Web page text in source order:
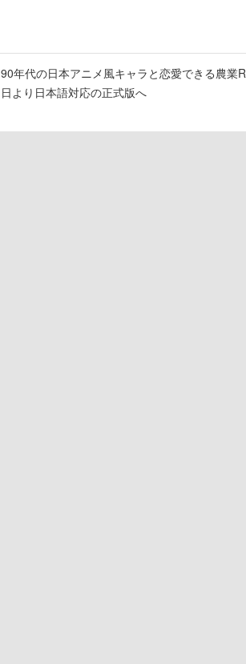
90年代の日本アニメ風キャラと恋愛できる農
日より日本語対応の正式版へ